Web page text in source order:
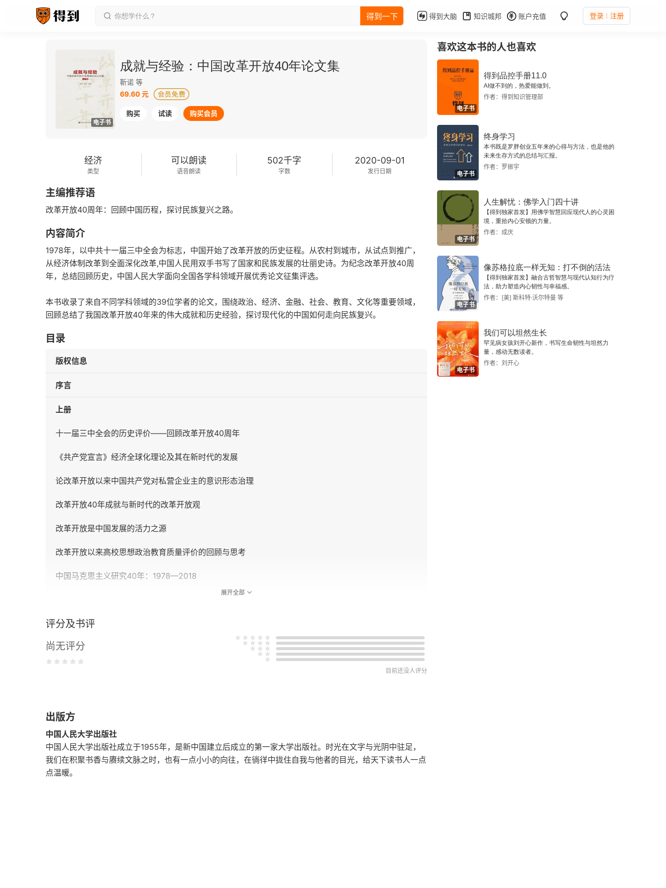
得到一下 得到大脑 知识城邦 账户充值 登录 注册
电子书
成就与经验：中国改革开放40年论文集
靳诺 等
69.60 元
购买 试读 购买会员
经济
类型
可以朗读
语音朗读
502千字
字数
2020-09-01
发行日期
主编推荐语
改革开放40周年：回顾中国历程，探讨民族复兴之路。
内容简介
1978年，以中共十一届三中全会为标志，中国开始了改革开放的历史征程。从农村到城市，从试点到推广，
从经济体制改革到全面深化改革,中国人民用双手书写了国家和民族发展的壮丽史诗。为纪念改革开放40周
年，总结回顾历史，中国人民大学面向全国各学科领域开展优秀论文征集评选。
本书收录了来自不同学科领域的39位学者的论文，围绕政治、经济、金融、社会、教育、文化等重要领域，
回顾总结了我国改革开放40年来的伟大成就和历史经验，探讨现代化的中国如何走向民族复兴。
目录
版权信息
序言
上册
十一届三中全会的历史评价——回顾改革开放40周年
《共产党宣言》经济全球化理论及其在新时代的发展
论改革开放以来中国共产党对私营企业主的意识形态治理
改革开放40年成就与新时代的改革开放观
改革开放是中国发展的活力之源
改革开放以来高校思想政治教育质量评价的回顾与思考
中国马克思主义研究40年：1978—2018
中国传统和合文化与人类命运共同体
中国40年大规模减贫：推动力量与制度基础
40年来中国经济体制的三次革命
农村改革40年：影响中国经济 社会发展的五大事件
中国收入分配差距：现状、原因和对策研究
展开全部
评分及书评
尚无评分
目前还没人评分
出版方
中国人民大学出版社
中国人民大学出版社成立于1955年，是新中国建立后成立的第一家大学出版社。时光在文字与光阴中驻足，
我们在积聚书香与赓续文脉之时，也有一点小小的向往，在徜徉中拢住自我与他者的目光，给天下读书人一点
点温暖。
喜欢这本书的人也喜欢
电子书
得到品控手册11.0
AI做不到的，热爱能做到。
作者：得到知识管理部
电子书
终身学习
本书既是罗胖创业五年来的心得与方法，也是他的
未来生存方式的总结与汇报。
作者：罗振宇
电子书
人生解忧：佛学入门四十讲
【得到独家首发】用佛学智慧回应现代人的心灵困
境，重拾内心安顿的力量。
作者：成庆
电子书
像苏格拉底一样无知：打不倒的活法
【得到独家首发】融合古哲智慧与现代认知行为疗
法，助力塑造内心韧性与幸福感。
作者：[美] 斯科特·沃尔特曼 等
电子书
我们可以坦然生长
罕见病女孩刘开心新作，书写生命韧性与坦然力
量，感动无数读者。
作者：刘开心